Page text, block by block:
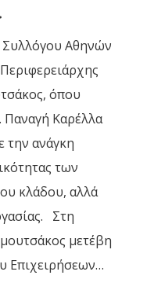
Συλλόγου Αθηνών
όπου
Καρέλλα
την ανάγκη
των
κλάδου, αλλά
Στη
μετέβη
Επιχειρήσεων…